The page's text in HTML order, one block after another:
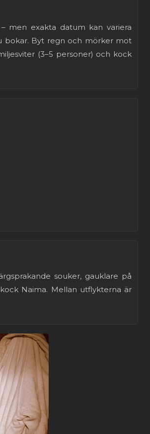
men exakta datum kan variera
bokar. Byt regn och mörker mot
(3–5 personer) och kock
souker, gauklare på
Naima. Mellan utflykterna är